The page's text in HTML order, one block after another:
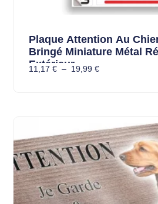
Plaque Attention Au
Bringé Miniature Métal
Extérieur
11,17 € – 19,99 €